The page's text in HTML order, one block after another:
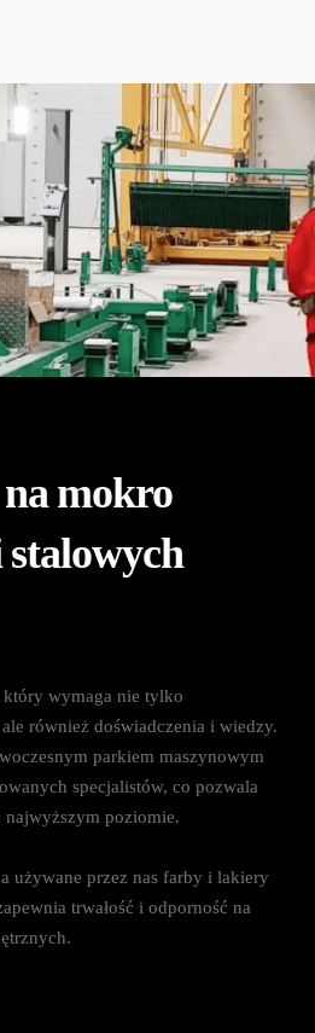
mokro
który wymaga nie tylko
również doświadczenia i wiedzy.
parkiem maszynowym
specjalistów, co pozwala
najwyższym poziomie.
używane przez nas farby i lakiery
trwałość i odporność na